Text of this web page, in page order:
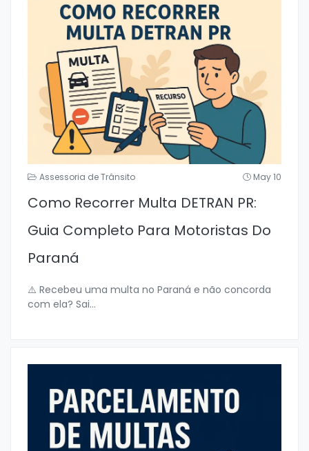
Assessoria de Trânsito May 10
Como Recorrer Multa DETRAN PR:
Guia Completo Para Motoristas Do
Paraná
⚠️ Recebeu uma multa no Paraná e não concorda
com ela? Sai...